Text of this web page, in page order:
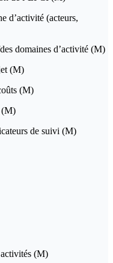
d’activité (acteurs,
domaines d’activité (M)
(M)
(M)
(M)
de suivi (M)
(M)